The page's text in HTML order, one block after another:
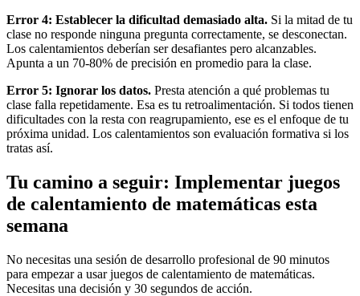
Error 4: Establecer la dificultad demasiado alta. Si la mitad de tu
clase no responde ninguna pregunta correctamente, se desconectan.
Los calentamientos deberían ser desafiantes pero alcanzables.
Apunta a un 70-80% de precisión en promedio para la clase.
Error 5: Ignorar los datos. Presta atención a qué problemas tu
clase falla repetidamente. Esa es tu retroalimentación. Si todos tienen
dificultades con la resta con reagrupamiento, ese es el enfoque de tu
próxima unidad. Los calentamientos son evaluación formativa si los
tratas así.
Tu camino a seguir: Implementar juegos
de calentamiento de matemáticas esta
semana
No necesitas una sesión de desarrollo profesional de 90 minutos
para empezar a usar juegos de calentamiento de matemáticas.
Necesitas una decisión y 30 segundos de acción.